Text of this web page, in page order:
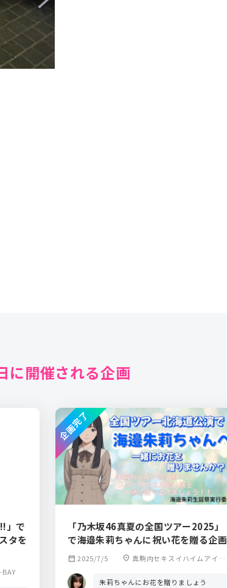
に開催される企画
」で
タを
「乃木坂46真夏の全国ツアー2025」
で海邉朱莉ちゃんに祝い花を贈る企画
calendar_month 2025/7/5 location_on 真駒内セキスイハイムアイス
朱莉ちゃんにお花を贈りましょう
企画完了